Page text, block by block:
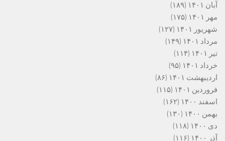
آبان ۱۴۰۱
(۱۸۹)
مهر ۱۴۰۱
(۱۷۵)
شهریور ۱۴۰۱
(۱۲۷)
مرداد ۱۴۰۱
(۱۴۹)
تیر ۱۴۰۱
(۱۱۴)
خرداد ۱۴۰۱
(۹۵)
اردیبهشت ۱۴۰۱
(۸۶)
فروردین ۱۴۰۱
(۱۱۵)
اسفند ۱۴۰۰
(۱۶۲)
بهمن ۱۴۰۰
(۱۳۰)
دی ۱۴۰۰
(۱۱۸)
آذر ۱۴۰۰
(۱۱۶)